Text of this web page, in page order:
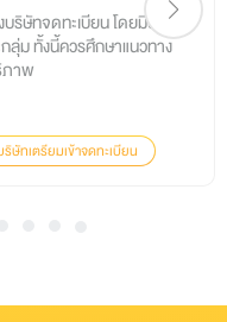
ริษัทจดทะเบียน โดยมีช่วง
ลุ่ม ทั้งนี้ควรศึกษาแนวทาง
ภาพ
ทเตรียมเข้าจดทะเบียน